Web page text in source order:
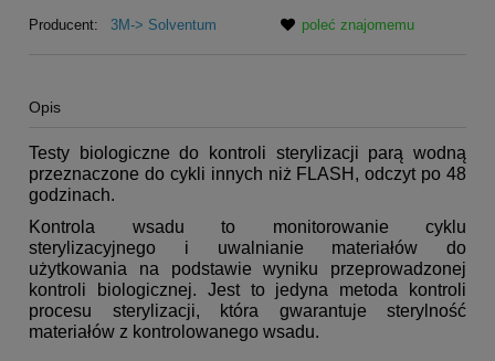
Producent: 3M-> Solventum poleć znajomemu
Opis
Testy biologiczne do kontroli sterylizacji parą wodną
przeznaczone do cykli innych niż FLASH, odczyt po 48
godzinach.
Kontrola wsadu to monitorowanie cyklu
sterylizacyjnego i uwalnianie materiałów do
użytkowania na podstawie wyniku przeprowadzonej
kontroli biologicznej. Jest to jedyna metoda kontroli
procesu sterylizacji, która gwarantuje sterylność
materiałów z kontrolowanego wsadu.